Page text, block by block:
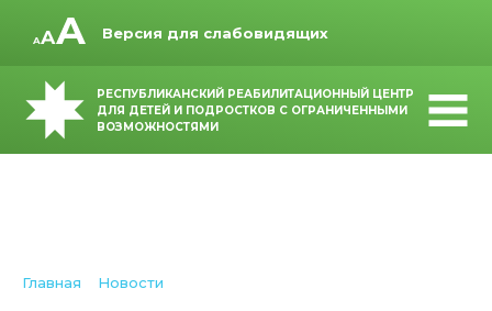
Версия для слабовидящих
РЕСПУБЛИКАНСКИЙ РЕАБИЛИТАЦИОННЫЙ ЦЕНТР
ДЛЯ ДЕТЕЙ И ПОДРОСТКОВ С ОГРАНИЧЕННЫМИ
ВОЗМОЖНОСТЯМИ
Главная Новости